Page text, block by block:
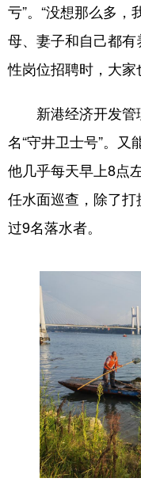
亏”。“没想那么多，
母、妻子和自己都
性岗位招聘时，大家
新港经济开发管
名“守井卫士号”。又
他几乎每天早上8点
任水面巡查，除了
过9名落水者。